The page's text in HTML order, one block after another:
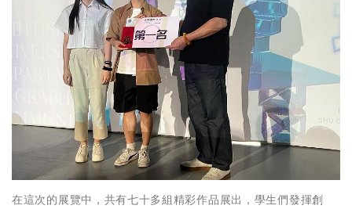
在這次的展覽中，共有七十多組精彩作品展出，學生們發揮創